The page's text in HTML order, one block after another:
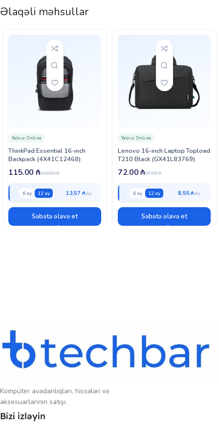
Əlaqəli məhsullar
ThinkPad Essential 16-inch
Backpack (4X41C12468)
Yalnız Online
138.00₼
115.00 ₼
6 ay 12 ay 13,57 ₼
Səbətə əlavə et
Lenovo 16-inch Laptop Topload
T210 Black (GX41L83769)
Yalnız Online
87.00₼
72.00₼
6 ay 12 ay 8,55 ₼
Səbətə əlavə et
Kompüter avadanlıqları, hissələri və
aksesuarlarının satışı.
Bizi izləyin